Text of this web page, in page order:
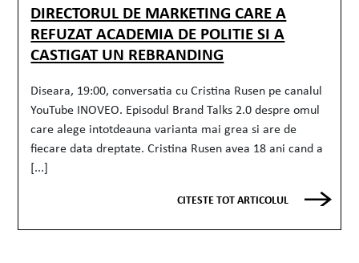
DIRECTORUL DE MARKETING CARE A
REFUZAT ACADEMIA DE POLITIE SI A
CASTIGAT UN REBRANDING
Diseara, 19:00, conversatia cu Cristina Rusen pe canalul
YouTube INOVEO. Episodul Brand Talks 2.0 despre omul
care alege intotdeauna varianta mai grea si are de
fiecare data dreptate. Cristina Rusen avea 18 ani cand a
[...]
CITESTE TOT ARTICOLUL